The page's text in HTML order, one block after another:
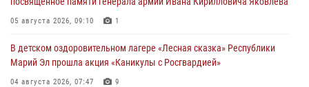
05 августа 2026, 09:10 1
В детском оздоровительном лагере «Лесная сказка» Республики
Марий Эл прошла акция «Каникулы с Росгвардией»
04 августа 2026, 07:47 9